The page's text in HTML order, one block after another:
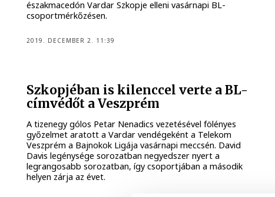
északmacedón Vardar Szkopje elleni vasárnapi BL-
csoportmérkőzésen.
2019. DECEMBER 2. 11:39
Szkopjéban is kilenccel verte a BL-
címvédőt a Veszprém
A tizenegy gólos Petar Nenadics vezetésével fölényes
győzelmet aratott a Vardar vendégeként a Telekom
Veszprém a Bajnokok Ligája vasárnapi meccsén. David
Davis legénysége sorozatban negyedszer nyert a
legrangosabb sorozatban, így csoportjában a második
helyen zárja az évet.